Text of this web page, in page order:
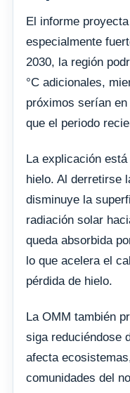
El informe
especialmente
2030, la región
°C adicionales,
próximos serían
que el periodo
La explicación
hielo. Al derretirse
disminuye la
radiación solar
queda absorbida
lo que acelera el
pérdida de hielo.
La OMM también
siga reduciéndose
afecta
comunidades del